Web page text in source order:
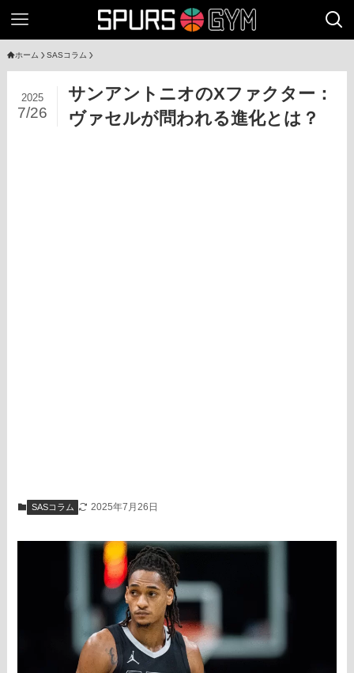
ホーム SASコラム
サンアントニオのXファクター：
ヴァセルが問われる進化とは？
2025
7/26
SASコラム 2025年7月26日